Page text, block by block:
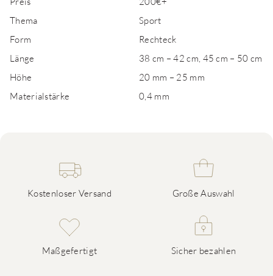
Thema
Sport
Form
Rechteck
Länge
38 cm – 42 cm, 45 cm – 50 cm
Höhe
20 mm – 25 mm
Materialstärke
0,4 mm
Kostenloser Versand Große Auswahl
Maßgefertigt Sicher bezahlen